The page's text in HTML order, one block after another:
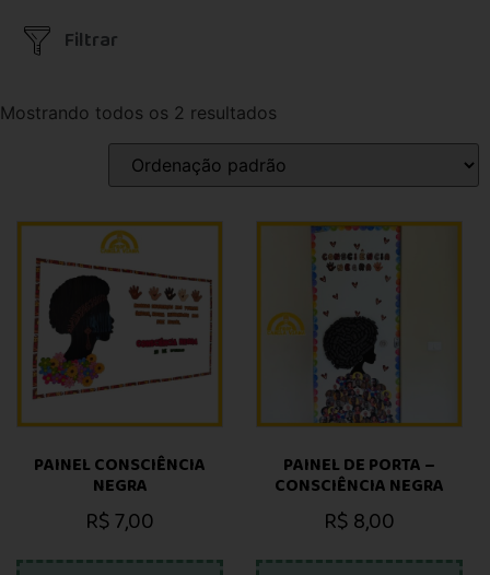
Filtrar
Mostrando todos os 2 resultados
PAINEL CONSCIÊNCIA
NEGRA
R$7,00
PAINEL DE PORTA –
CONSCIÊNCIA NEGRA
R$8,00